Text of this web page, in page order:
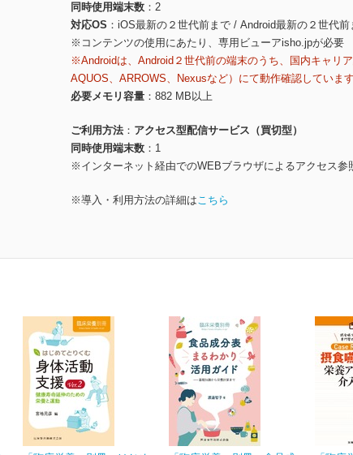
同時使用端末数
2
対応OS
iOS最新の２世代前まで / Android最新の２世代前
※コンテンツの使用にあたり、専用ビューアisho.jpが必要
※Androidは、Android２世代前の端末のうち、国内キャリ
AQUOS、ARROWS、Nexusなど）にて動作確認しています
必要メモリ容量
882 MB以上
ご利用方法
アクセス型配信サービス（買切型）
同時使用端末数
1
※インターネット経由でのWEBブラウザによるアクセス参
※導入・利用方法の詳細はこちら